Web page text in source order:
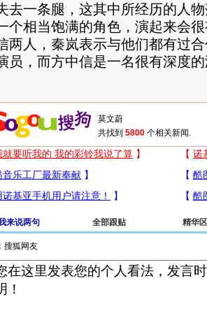
去一条腿，这其中所经历的人
个相当饱满的角色，演起来会
两人，秦岚表示与他们都有过
员，而方中信是一名很有深度的
共找到 5800 个相关新闻.
来说两句 全部跟贴 精华区